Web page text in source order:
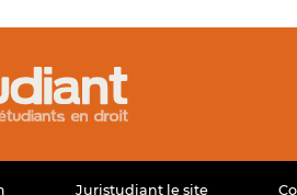
Juristudiant le site